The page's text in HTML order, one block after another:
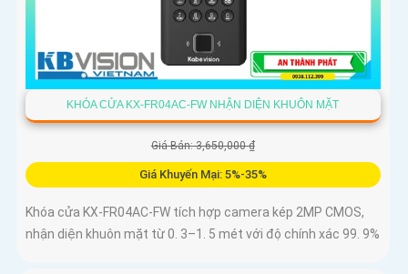
KHÓA CỬA KX-FR04AC-FW NHẬN DIỆN KHUÔN MẶT
Giá Bán: 3,650,000 ₫
Giá Khuyến Mại: 5%-35%
Khóa cửa KX-FR04AC-FW tích hợp camera kép 2MP CMOS,
nhận diện khuôn mặt từ 0. 3–1. 5 mét với độ chính xác 99. 9%